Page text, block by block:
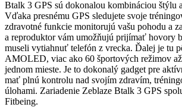
Btalk 3 GPS sú dokonalou kombináciou štýlu
Vďaka presnému GPS sledujete svoje
zdravotné funkcie monitorujú vašu pohodu a
a reproduktor vám umožňujú prijímať hovory
museli vytiahnuť telefón z vrecka. Ďalej je tu
AMOLED, viac ako 60 športových režimov
jednom mieste. Je to dokonalý gadget pre
mať plnú kontrolu nad svojím zdravím,
úlohami. Zariadenie Zeblaze Btalk 3 GPS
Fitbeing.